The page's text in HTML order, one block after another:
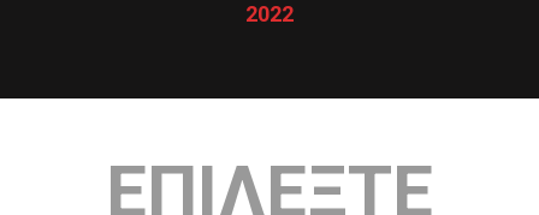
2022
ΕΠΙΛΕΞΤΕ